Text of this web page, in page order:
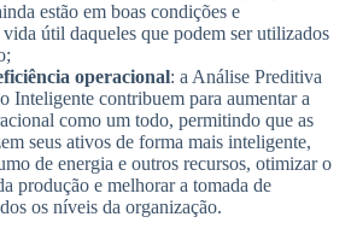
estão em boas condições e
útil daqueles que podem ser utilizados
operacional: a Análise Preditiva
Inteligente contribuem para aumentar a
como um todo, permitindo que as
seus ativos de forma mais inteligente,
de energia e outros recursos, otimizar o
produção e melhorar a tomada de
os níveis da organização.